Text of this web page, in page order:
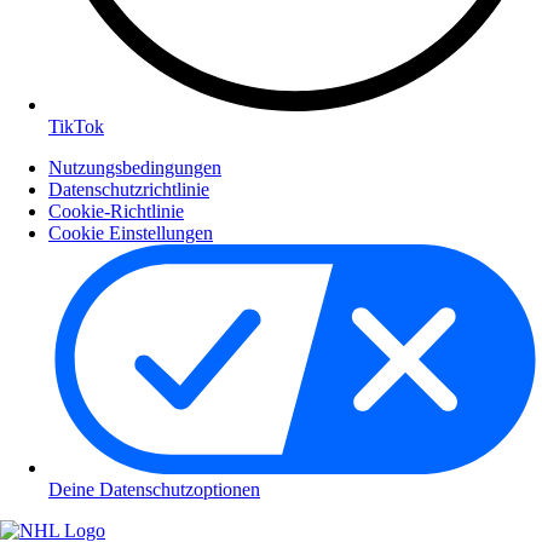
TikTok
Nutzungsbedingungen
Datenschutzrichtlinie
Cookie-Richtlinie
Cookie Einstellungen
Deine Datenschutzoptionen